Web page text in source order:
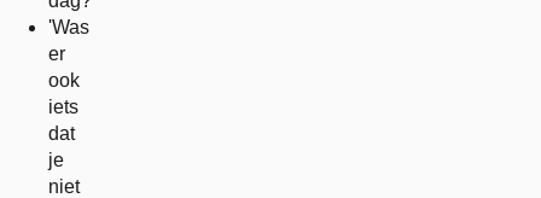
'Was
er
ook
iets
dat
je
niet